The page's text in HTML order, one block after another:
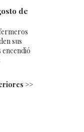
de
sus
encendió
>>